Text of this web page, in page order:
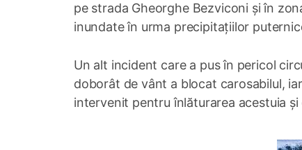
pe strada Gheorghe Bezviconi și în
inundate în urma precipitațiilor
Un alt incident care a pus în pericol
doborât de vânt a blocat carosabilul,
intervenit pentru înlăturarea acestuia